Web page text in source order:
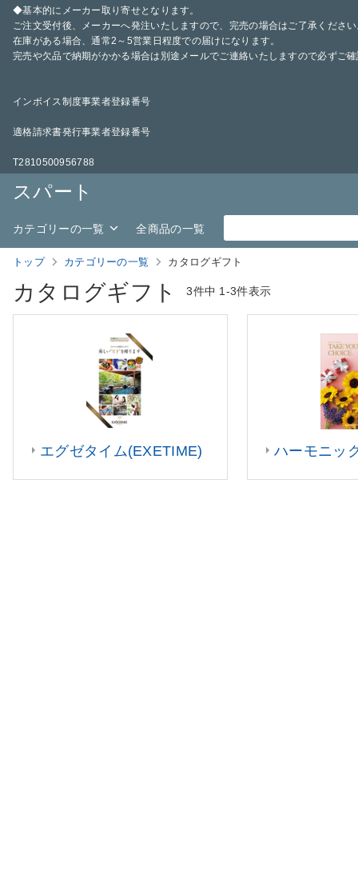
◆基本的にメーカー取り寄せとなります。
ご注文受付後、メーカーへ発注いたしますので、完売の場合はご了承くださ
在庫がある場合、通常2～5営業日程度での届けになります。
完売や欠品で納期がかかる場合は別途メールでご連絡いたしますので必ずご
インボイス制度事業者登録番号
適格請求書発行事業者登録番号
T2810500956788
スパート
カテゴリーの一覧 全商品の一覧
トップ カテゴリーの一覧 カタログギフト
カタログギフト 3件中 1-3件表示
エグゼタイム(EXETIME) ハーモニッ